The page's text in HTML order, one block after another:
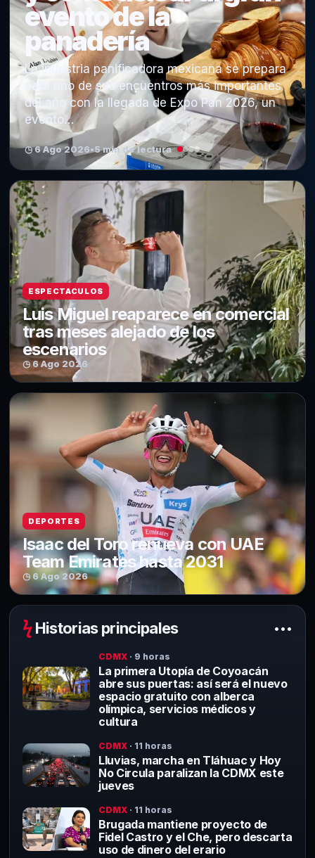
evento de la
panadería
La industria panificadora mexicana se prepara
para uno de sus encuentros más importantes
del año con la llegada de Expo Pan 2026, un
evento…
◷ 6 Ago 2026•5 min de lectura
ESPECTACULOS
Luis Miguel reaparece en comercial
tras meses alejado de los
escenarios
◷ 6 Ago 2026
DEPORTES
Isaac del Toro renueva con UAE
Team Emirates hasta 2031
◷ 6 Ago 2026
ϟHistorias principales •••
CDMX · 9 horas
La primera Utopía de Coyoacán
abre sus puertas: así será el nuevo
espacio gratuito con alberca
olímpica, servicios médicos y
cultura
CDMX · 11 horas
Lluvias, marcha en Tláhuac y Hoy
No Circula paralizan la CDMX este
jueves
CDMX · 11 horas
Brugada mantiene proyecto de
Fidel Castro y el Che, pero descarta
uso de dinero del erario